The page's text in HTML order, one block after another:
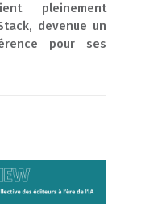
pleinement
devenue un
pour ses